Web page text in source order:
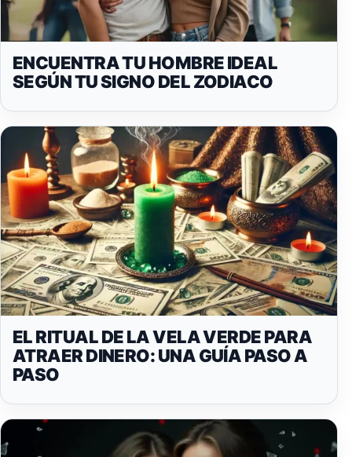
ENCUENTRA TU HOMBRE IDEAL
SEGÚN TU SIGNO DEL ZODIACO
EL RITUAL DE LA VELA VERDE PARA
ATRAER DINERO: UNA GUÍA PASO A
PASO